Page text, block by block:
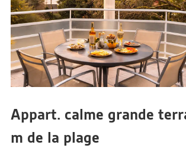
Appart. calme grande
m de la plage